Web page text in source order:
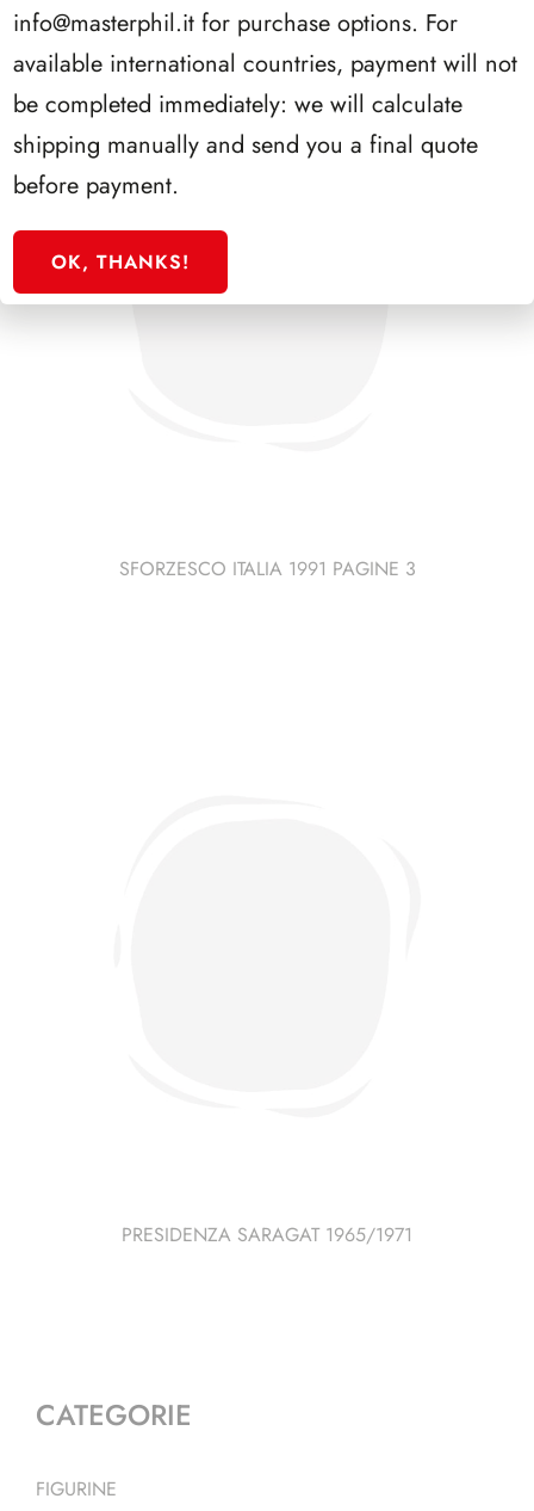
SFORZESCO ITALIA 1991 PAGINE 3
PRESIDENZA SARAGAT 1965/1971
CATEGORIE
FIGURINE
info@masterphil.it for purchase options. For
available international countries, payment will not
be completed immediately: we will calculate
shipping manually and send you a final quote
before payment.
OK, THANKS!